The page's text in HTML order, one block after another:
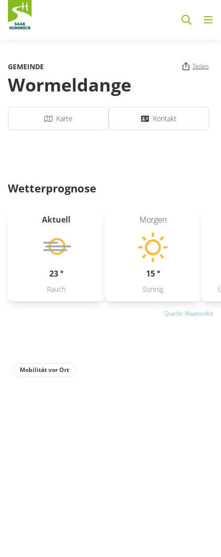
GEMEINDE Teilen
Wormeldange
Karte Kontakt
Wetterprognose
Aktuell
23 °
Rauch
Morgen
15 °
Sonnig
Quelle: Maptoolkit
Mobilität vor Ort